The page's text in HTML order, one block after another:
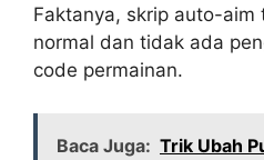
Faktanya, skrip auto-aim
normal dan tidak ada
code permainan.
Baca Juga: Trik Ubah